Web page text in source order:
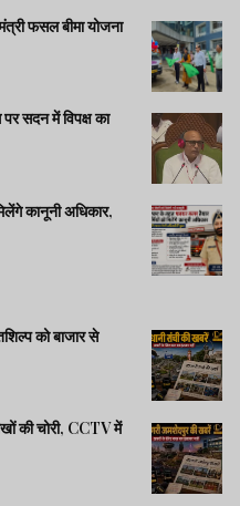
फसल बीमा योजना
कानूनी अधिकार,
को बाजार से
की चोरी, CCTV में